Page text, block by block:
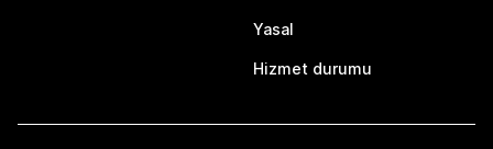
Yasal
Hizmet durumu